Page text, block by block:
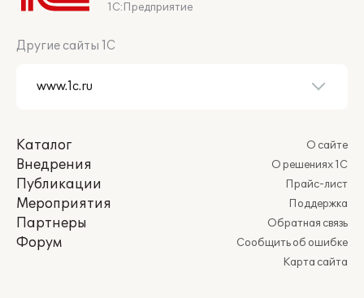
1С:Предприятие
Другие сайты 1С
Каталог
Внедрения
Публикации
Мероприятия
Партнеры
Форум
О сайте
О решениях 1С
Прайс-лист
Поддержка
Обратная связь
Сообщить об ошибке
Карта сайта